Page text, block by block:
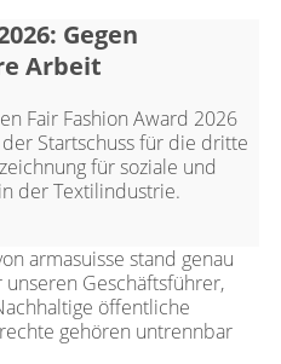
Gegen
Arbeit
Fair Fashion Award 2026
Startschuss für die dritte
für soziale und
der Textilindustrie.